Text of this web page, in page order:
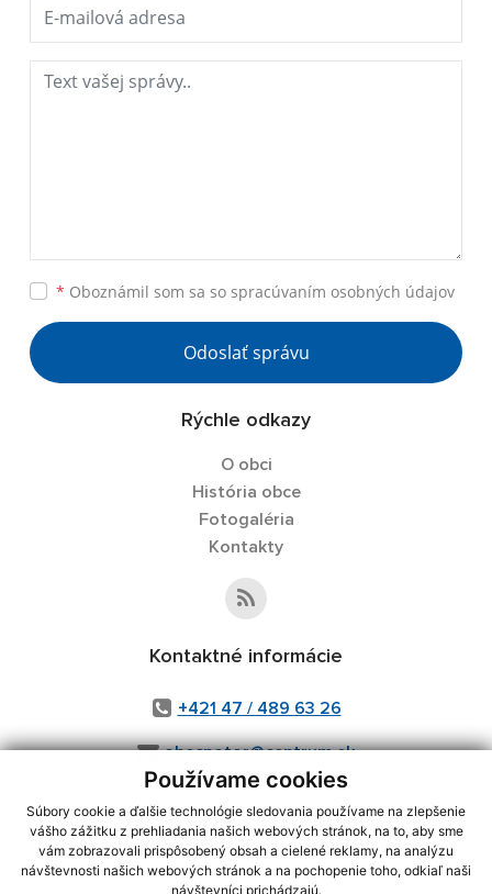
Používame cookies
Súbory cookie a ďalšie technológie sledovania používame na zlepšenie
vášho zážitku z prehliadania našich webových stránok, na to, aby sme
vám zobrazovali prispôsobený obsah a cielené reklamy, na analýzu
návštevnosti našich webových stránok a na pochopenie toho, odkiaľ naši
návštevníci prichádzajú.
* Oboznámil som sa so spracúvaním osobných údajov
Odoslať správu
Rýchle odkazy
O obci
História obce
Fotogaléria
Kontakty
Kontaktné informácie
+421 47 / 489 63 26
obecpotor@centrum.sk
využite možnosť získavania aktuálnych informácií s využitím RSS
CMS systém (redakčný) systém ECHELON 2,Mapa stránok,web portál